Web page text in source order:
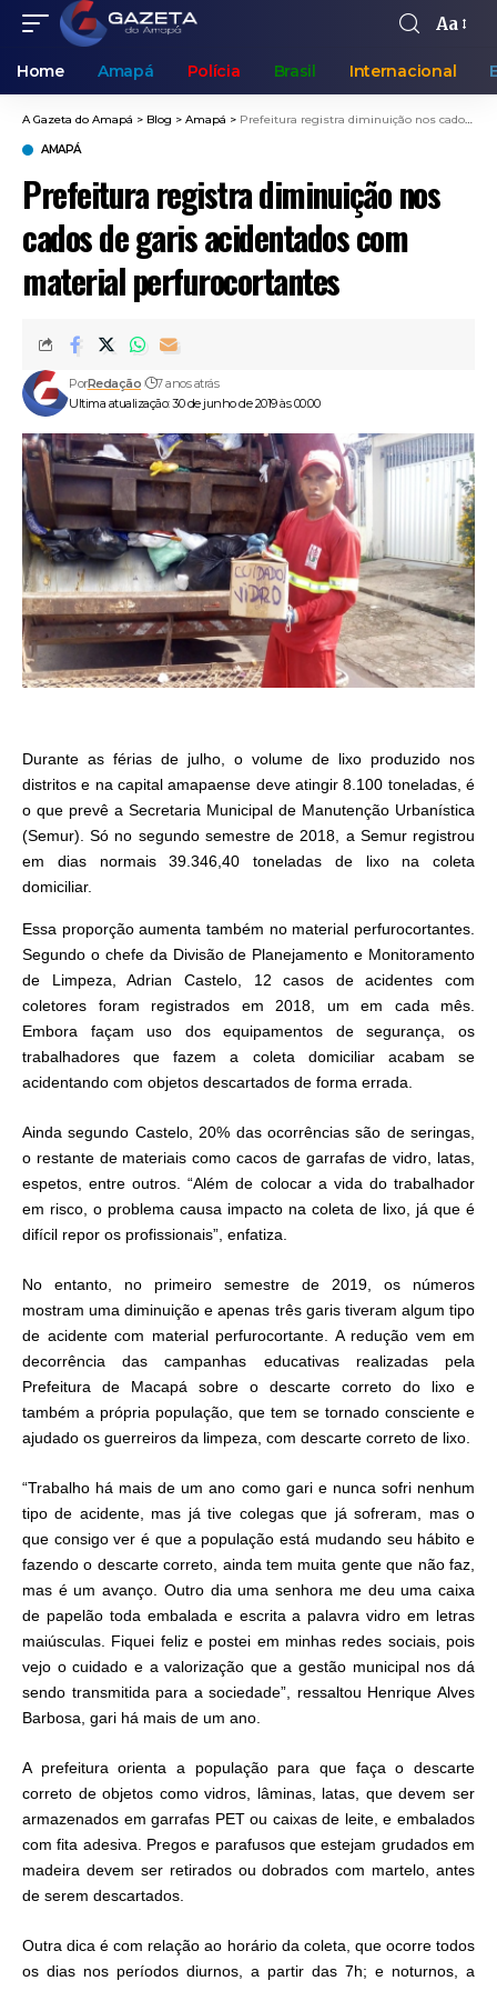
Aa
Home Amapá Polícia Brasil Internacional
A Gazeta do Amapá > Blog > Amapá > Prefeitura registra diminuição nos cados de garis acidentados com material perfurocortantes
AMAPÁ
Prefeitura registra diminuição nos
cados de garis acidentados com
material perfurocortantes
Ultima atualização: 30 de junho de 2019 às 00:00
PorRedação 7 anos atrás
Durante as férias de julho, o volume de lixo produzido nos
distritos e na capital amapaense deve atingir 8.100 toneladas, é
o que prevê a Secretaria Municipal de Manutenção Urbanística
(Semur). Só no segundo semestre de 2018, a Semur registrou
em dias normais 39.346,40 toneladas de lixo na coleta
domiciliar.
Essa proporção aumenta também no material perfurocortantes.
Segundo o chefe da Divisão de Planejamento e Monitoramento
de Limpeza, Adrian Castelo, 12 casos de acidentes com
coletores foram registrados em 2018, um em cada mês.
Embora façam uso dos equipamentos de segurança, os
trabalhadores que fazem a coleta domiciliar acabam se
acidentando com objetos descartados de forma errada.
Ainda segundo Castelo, 20% das ocorrências são de seringas,
o restante de materiais como cacos de garrafas de vidro, latas,
espetos, entre outros. “Além de colocar a vida do trabalhador
em risco, o problema causa impacto na coleta de lixo, já que é
difícil repor os profissionais”, enfatiza.
No entanto, no primeiro semestre de 2019, os números
mostram uma diminuição e apenas três garis tiveram algum tipo
de acidente com material perfurocortante. A redução vem em
decorrência das campanhas educativas realizadas pela
Prefeitura de Macapá sobre o descarte correto do lixo e
também a própria população, que tem se tornado consciente e
ajudado os guerreiros da limpeza, com descarte correto de lixo.
“Trabalho há mais de um ano como gari e nunca sofri nenhum
tipo de acidente, mas já tive colegas que já sofreram, mas o
que consigo ver é que a população está mudando seu hábito e
fazendo o descarte correto, ainda tem muita gente que não faz,
mas é um avanço. Outro dia uma senhora me deu uma caixa
de papelão toda embalada e escrita a palavra vidro em letras
maiúsculas. Fiquei feliz e postei em minhas redes sociais, pois
vejo o cuidado e a valorização que a gestão municipal nos dá
sendo transmitida para a sociedade”, ressaltou Henrique Alves
Barbosa, gari há mais de um ano.
A prefeitura orienta a população para que faça o descarte
correto de objetos como vidros, lâminas, latas, que devem ser
armazenados em garrafas PET ou caixas de leite, e embalados
com fita adesiva. Pregos e parafusos que estejam grudados em
madeira devem ser retirados ou dobrados com martelo, antes
de serem descartados.
Outra dica é com relação ao horário da coleta, que ocorre todos
os dias nos períodos diurnos, a partir das 7h; e noturnos, a